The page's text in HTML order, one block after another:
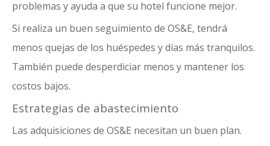
problemas y ayuda a que su hotel funcione mejor.
Si realiza un buen seguimiento de OS&E, tendrá
menos quejas de los huéspedes y días más tranquilos.
También puede desperdiciar menos y mantener los
costos bajos.
Estrategias de abastecimiento
Las adquisiciones de OS&E necesitan un buen plan.